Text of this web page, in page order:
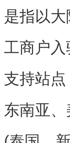
是指以
工商户
支持站点
东南亚、